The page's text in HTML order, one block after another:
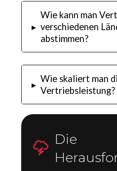
▸
Wie kann man
verschiedenen
abstimmen?
▸
Wie skaliert man
Vertriebsleistung?
Die